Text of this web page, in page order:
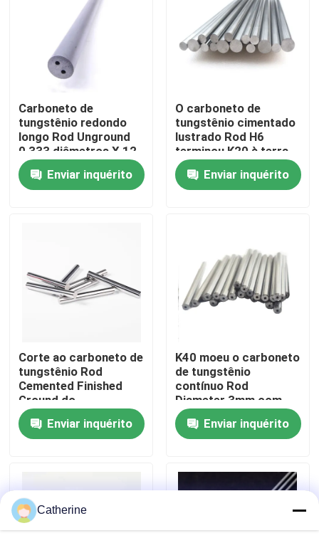
Casa
Produtos
Controle da qualidade
Contacte-nos
Notícia
Peça umas citações
haste do carboneto de tungstênio
Carboneto Ros com chanfradura
Carboneto de
tungstênio redondo
longo Rod Unground
0,333 diâmetros X 12-
716 com furos retos
Enviar inquérito
O carboneto de
tungstênio cimentado
lustrado Rod H6
terminou K20 à terra
HRA 92,8
Enviar inquérito
Corte ao carboneto de
tungstênio Rod
Cemented Finished
Ground do
comprimento
Ø3mmx45mm HRA
92,5
Enviar inquérito
K40 moeu o carboneto
de tungstênio
contínuo Rod
Diameter 3mm com
um furo reto do
líquido refrigerante
Enviar inquérito
Catherine